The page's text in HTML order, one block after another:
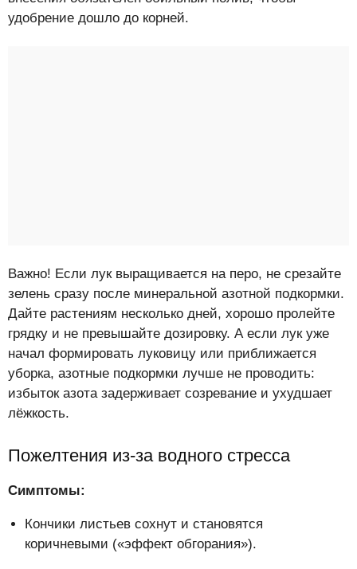
удобрение дошло до корней.
Важно! Если лук выращивается на перо, не срезайте
зелень сразу после минеральной азотной подкормки.
Дайте растениям несколько дней, хорошо пролейте
грядку и не превышайте дозировку. А если лук уже
начал формировать луковицу или приближается
уборка, азотные подкормки лучше не проводить:
избыток азота задерживает созревание и ухудшает
лёжкость.
Пожелтения из-за водного стресса
Симптомы:
Кончики листьев сохнут и становятся
коричневыми («эффект обгорания»).